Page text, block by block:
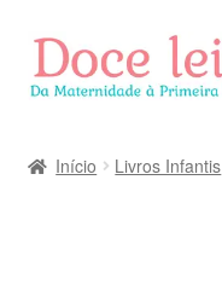
Pular
para
navegação
Pular
para
o
Início Livros Infantis